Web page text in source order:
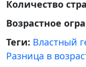
Количество
Возрастное
Теги: Властный
Разница в